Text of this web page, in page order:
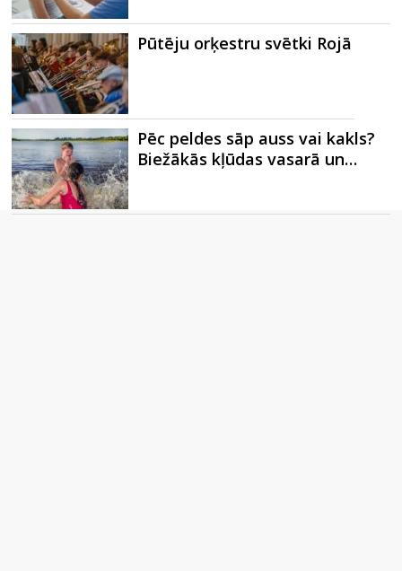
Pūtēju orķestru svētki Rojā
Pēc peldes sāp auss vai kakls?
Biežākās kļūdas vasarā un…